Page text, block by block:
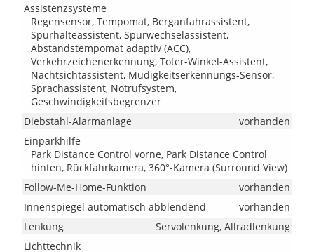
Assistenzsysteme
Regensensor, Tempomat, Berganfahrassistent,
Spurhalteassistent, Spurwechselassistent,
Abstandstempomat adaptiv (ACC),
Verkehrzeichenerkennung, Toter-Winkel-Assistent,
Nachtsichtassistent, Müdigkeitserkennungs-Sensor,
Sprachassistent, Notrufsystem,
Geschwindigkeitsbegrenzer
Diebstahl-Alarmanlage
vorhanden
Einparkhilfe
Park Distance Control vorne, Park Distance Control
hinten, Rückfahrkamera, 360°-Kamera (Surround View)
Follow-Me-Home-Funktion
vorhanden
Innenspiegel automatisch abblendend
vorhanden
Lenkung
Servolenkung, Allradlenkung
Lichttechnik